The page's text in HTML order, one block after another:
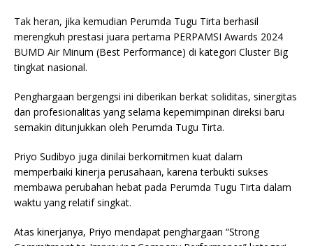
Tak heran, jika kemudian Perumda Tugu Tirta berhasil
merengkuh prestasi juara pertama PERPAMSI Awards 2024
BUMD Air Minum (Best Performance) di kategori Cluster Big
tingkat nasional.
Penghargaan bergengsi ini diberikan berkat soliditas, sinergitas
dan profesionalitas yang selama kepemimpinan direksi baru
semakin ditunjukkan oleh Perumda Tugu Tirta.
Priyo Sudibyo juga dinilai berkomitmen kuat dalam
memperbaiki kinerja perusahaan, karena terbukti sukses
membawa perubahan hebat pada Perumda Tugu Tirta dalam
waktu yang relatif singkat.
Atas kinerjanya, Priyo mendapat penghargaan “Strong